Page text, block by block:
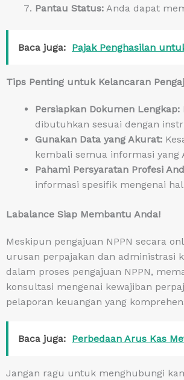
Pantau Status: Anda dapat
Baca juga: Pajak Penghasilan
Tips Penting untuk Kelancaran
Persiapkan Dokumen Lengkap:
dibutuhkan sesuai dengan
Gunakan Data yang Akurat:
kembali semua informasi yang
Pahami Persyaratan Profesi
informasi spesifik mengenai
Labalance Siap Membantu Anda!
Meskipun pengajuan NPPN secara
urusan perpajakan dan administrasi
dalam proses pengajuan NPPN,
konsultasi mengenai kewajiban
pelaporan keuangan yang
Baca juga: Perbedaan Arus Kas
Jangan ragu untuk menghubungi